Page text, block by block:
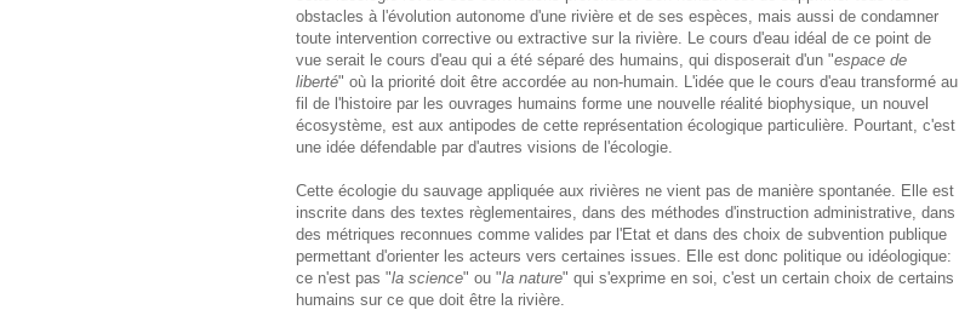
obstacles à l'évolution autonome d'une rivière et de ses espèces, mais aussi de condamner
toute intervention corrective ou extractive sur la rivière. Le cours d'eau idéal de ce point de
vue serait le cours d'eau qui a été séparé des humains, qui disposerait d'un "espace de
liberté" où la priorité doit être accordée au non-humain. L'idée que le cours d'eau transformé au
fil de l'histoire par les ouvrages humains forme une nouvelle réalité biophysique, un nouvel
écosystème, est aux antipodes de cette représentation écologique particulière. Pourtant, c'est
une idée défendable par d'autres visions de l'écologie.
Cette écologie du sauvage appliquée aux rivières ne vient pas de manière spontanée. Elle est
inscrite dans des textes règlementaires, dans des méthodes d'instruction administrative, dans
des métriques reconnues comme valides par l'Etat et dans des choix de subvention publique
permettant d'orienter les acteurs vers certaines issues. Elle est donc politique ou idéologique:
ce n'est pas "la science" ou "la nature" qui s'exprime en soi, c'est un certain choix de certains
humains sur ce que doit être la rivière.